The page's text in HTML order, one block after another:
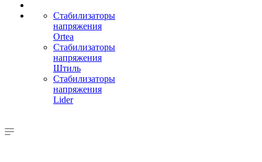
Стабилизаторы
напряжения
Ortea
Стабилизаторы
напряжения
Штиль
Стабилизаторы
напряжения
Lider